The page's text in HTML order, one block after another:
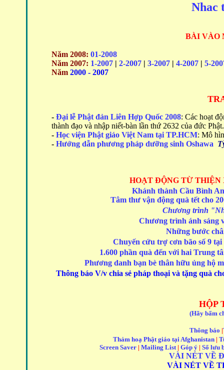
Nhac
BÀI VÀO
Năm 2008: 01-2008
Năm 2007: 1-2007| 2-2007| 3-2007| 4-2007| 5-
Năm 2000 - 2007
- Đại lễ Phật đản Liên Hợp Quốc 2008: Các hoạt
thành đạo và nhập niết-bàn lần thứ 2632 của đức Phật.
- Học viện Phật giáo Việt Nam tại TP.HCM: Mô
- Hướng dẫn phương pháp dưỡng sinh Oshawa
HOẠT ĐỘNG TỪ THIỆN
Khánh thành Cầu Bình
Tâm thư vận động quà tết cho
Chương trình
Chương trình ánh sáng
Những bước
Chuyến cứu trợ cơn bão số 9
1.600 phần quà đến với hai Trung
Phương danh bạn bè thân hữu ủng hộ
Thông báo V/v chia sẻ pháp thoại và tặng quà ch
HỘP
(Hãy bấm
Thông báo |
Thảm hoạ Phật giáo tại Afghanistan|
Screen Saver | Mailing List| Góp ý | Sổ lưu
VÀI NÉT VỀ
VÀI NÉT VỀ